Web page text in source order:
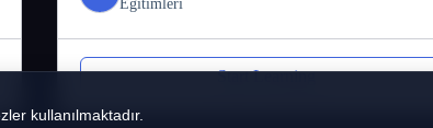
Eğitimleri
Start Learning
kullanılmaktadır.